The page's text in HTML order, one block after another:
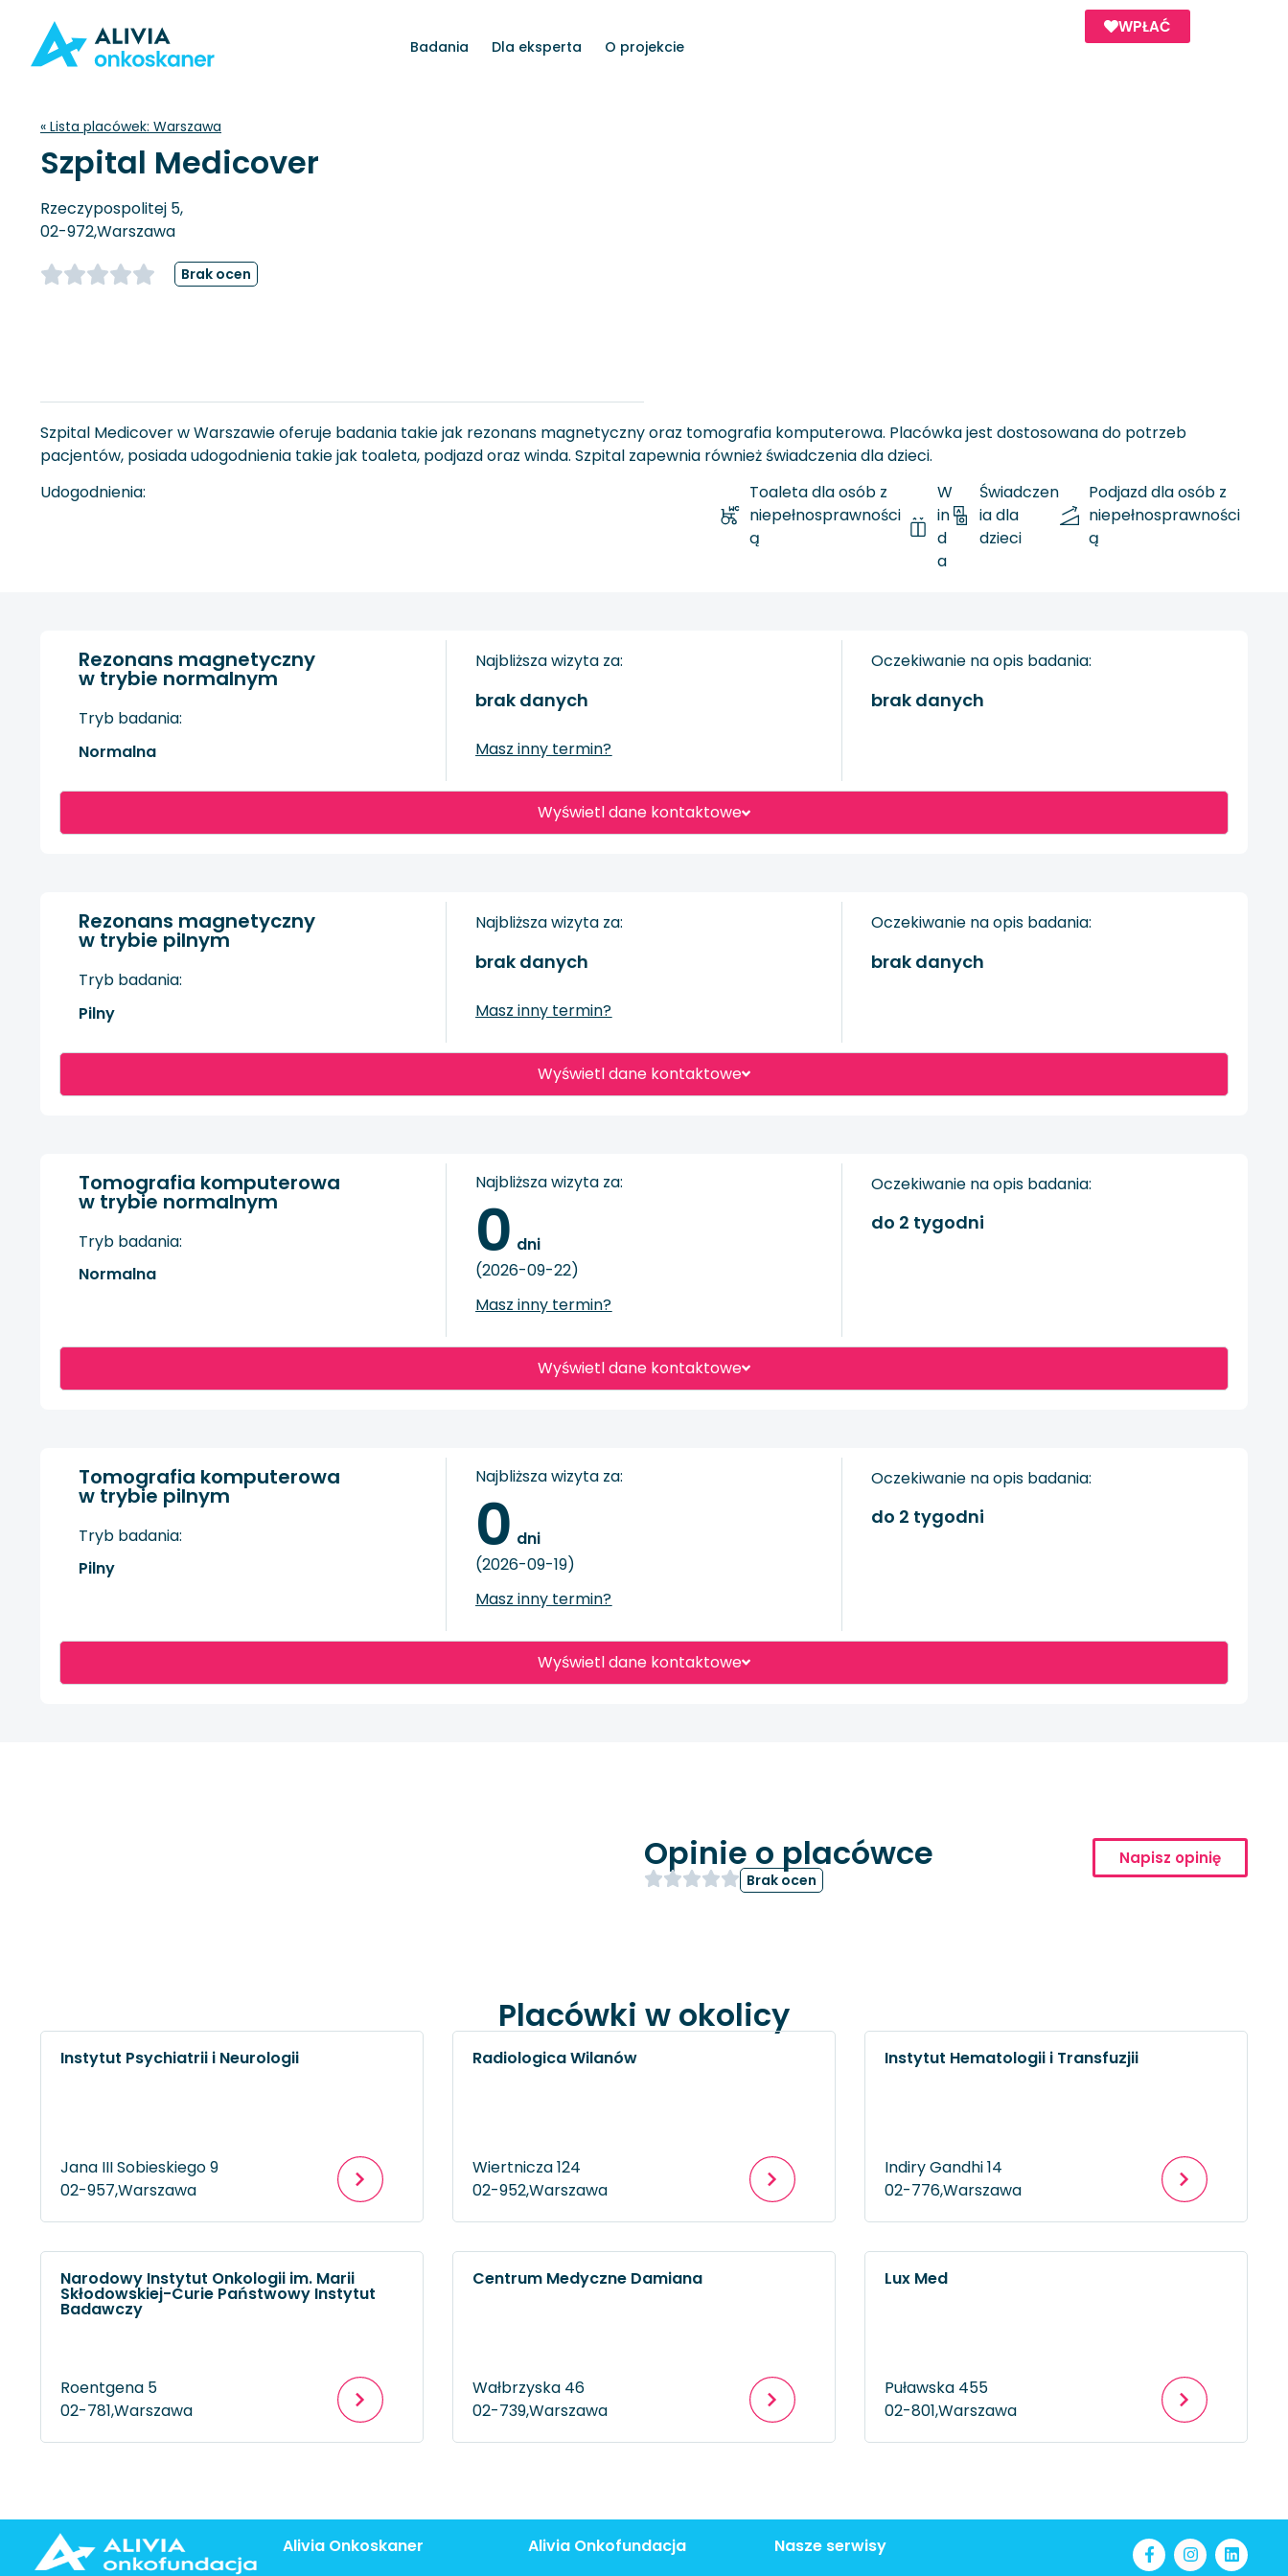
Badania Dla eksperta O projekcie
WPŁAĆ
« Lista placówek: Warszawa
Szpital Medicover
Rzeczypospolitej 5,
02-972,Warszawa
Brak ocen
Szpital Medicover w Warszawie oferuje badania takie jak rezonans magnetyczny oraz tomografia komputerowa. Placówka jest dostosowana do potrzeb
pacjentów, posiada udogodnienia takie jak toaleta, podjazd oraz winda. Szpital zapewnia również świadczenia dla dzieci.
Udogodnienia:
Toaleta dla osób z
niepełnosprawności
ą
W
in
d
a
Świadczen
ia dla
dzieci
Podjazd dla osób z
niepełnosprawności
ą
Wyświetl dane kontaktowe
Rezonans magnetyczny
w trybie normalnym
Tryb badania:
Normalna
Najbliższa wizyta za:
brak danych
Masz inny termin?
Oczekiwanie na opis badania:
brak danych
Wyświetl dane kontaktowe
Rezonans magnetyczny
w trybie pilnym
Tryb badania:
Pilny
Najbliższa wizyta za:
brak danych
Masz inny termin?
Oczekiwanie na opis badania:
brak danych
Wyświetl dane kontaktowe
Tomografia komputerowa
w trybie normalnym
Tryb badania:
Normalna
Najbliższa wizyta za:
0 dni
(2026-09-22)
Masz inny termin?
Oczekiwanie na opis badania:
do 2 tygodni
Wyświetl dane kontaktowe
Tomografia komputerowa
w trybie pilnym
Tryb badania:
Pilny
Najbliższa wizyta za:
0 dni
(2026-09-19)
Masz inny termin?
Oczekiwanie na opis badania:
do 2 tygodni
Opinie o placówce
Brak ocen
Napisz opinię
Placówki w okolicy
Instytut Psychiatrii i Neurologii
Jana III Sobieskiego 9
02-957,Warszawa
Radiologica Wilanów
Wiertnicza 124
02-952,Warszawa
Instytut Hematologii i Transfuzjii
Indiry Gandhi 14
02-776,Warszawa
Narodowy Instytut Onkologii im. Marii
Skłodowskiej-Curie Państwowy Instytut
Badawczy
Roentgena 5
02-781,Warszawa
Centrum Medyczne Damiana
Wałbrzyska 46
02-739,Warszawa
Lux Med
Puławska 455
02-801,Warszawa
Alivia Onkoskaner Alivia Onkofundacja Nasze serwisy